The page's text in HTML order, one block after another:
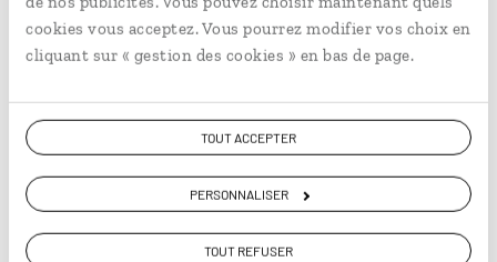
cookies vous acceptez. Vous pourrez modifier vos choix en
cliquant sur « gestion des cookies » en bas de page.
TOUT ACCEPTER
PERSONNALISER
TOUT REFUSER
Un jeune chat surveille les environs, sur les hauteurs du Ksar
d'Ait Ben Haddou. © Juliette Robert
Vous aimerez aussi...